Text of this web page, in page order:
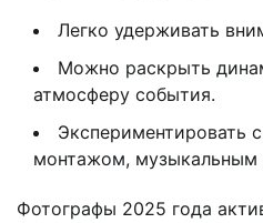
Легко удерживать
Можно раскрыть
атмосферу события.
Экспериментировать
монтажом, музыкальным
Фотографы 2025 года